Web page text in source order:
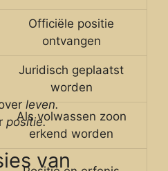
Officiële positie
ontvangen
Juridisch geplaatst
worden
Als volwassen zoon
erkend worden
leven.
positie.
van